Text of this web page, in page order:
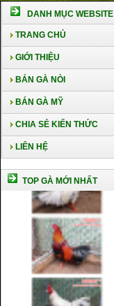
DANH MỤC WEBSITE
TRANG CHỦ
GIỚI THIỆU
BÁN GÀ NÒI
BÁN GÀ MỸ
CHIA SẺ KIẾN THỨC
LIÊN HỆ
TOP GÀ MỚI NHẤT